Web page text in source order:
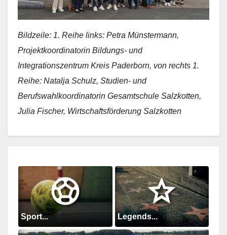
Bildzeile: 1. Reihe links: Petra Münstermann,
Projektkoordinatorin Bildungs- und
Integrationszentrum Kreis Paderborn, von rechts 1.
Reihe: Natalja Schulz, Studien- und
Berufswahlkoordinatorin Gesamtschule Salzkotten,
Julia Fischer, Wirtschaftsförderung Salzkotten
Sport... Legends...